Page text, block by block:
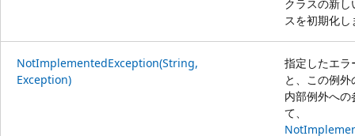
クラスの新
スを初期化し
NotImplementedException(String,
Exception)
指定したエラ
と、この例
内部例外へ
て、